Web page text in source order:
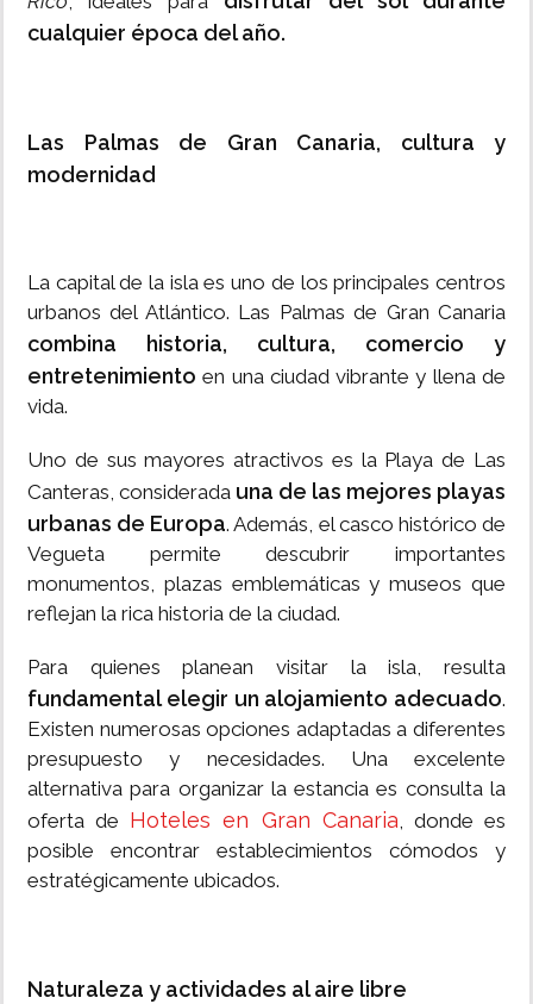
cualquier época del año.
Las Palmas de Gran Canaria, cultura y
modernidad
La capital de la isla es uno de los principales centros
urbanos del Atlántico. Las Palmas de Gran Canaria
combina historia, cultura, comercio y
entretenimiento en una ciudad vibrante y llena de
vida.
Uno de sus mayores atractivos es la Playa de Las
Canteras, considerada una de las mejores playas
urbanas de Europa. Además, el casco histórico de
Vegueta permite descubrir importantes
monumentos, plazas emblemáticas y museos que
reflejan la rica historia de la ciudad.
Para quienes planean visitar la isla, resulta
fundamental elegir un alojamiento adecuado.
Existen numerosas opciones adaptadas a diferentes
presupuesto y necesidades. Una excelente
alternativa para organizar la estancia es consulta la
oferta de Hoteles en Gran Canaria, donde es
posible encontrar establecimientos cómodos y
estratégicamente ubicados.
Naturaleza y actividades al aire libre